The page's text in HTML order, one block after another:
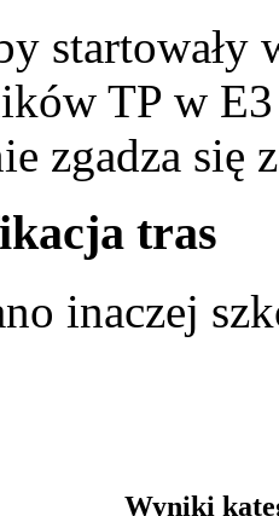
startowały
TP w
zgadza się
tras
inaczej
Wyniki